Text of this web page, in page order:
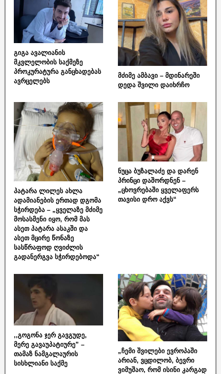
გიგა ავალიანის
მკვლელობის საქმეზე
პროკურატურა განცხადებას
ავრცელებს
მძიმე ამბავი – მდინარეში
დედა შვილი დაიხრჩო
პატარა ლილეს ახლა
ადამიანების ერთად დგომა
სჭირდება – „ყველაზე მძიმე
მოსასმენი იყო, რომ მას
ასეთ პატარა ასაკში და
ასეთ მცირე წონაზე
სასწრაფოდ ღვიძლის
გადანერგვა სჭირდებოდა“
ნუცა ბუზალაძე და დარენ
პრინცი დაშორდნენ –
„ცხოვრებაში ყველაფერს
თავისი დრო აქვს“
,,გოგონა ჯერ გავგუდე,
მერე გავაუპატიურე” –
თამაზ ნამგალაურის
სისხლიანი საქმე
„ჩემი შვილები ევროპაში
არიან, ვცდილობ, ბევრი
ვიმუშაო, რომ ისინი კარგად